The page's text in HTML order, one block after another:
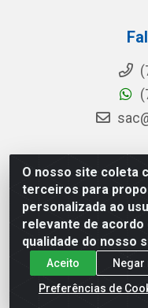
O nosso site coleta
terceiros para
personalizada ao
relevante de
qualidade do nosso
Aceito
Negar
Preferências de
Mercante
Feira de